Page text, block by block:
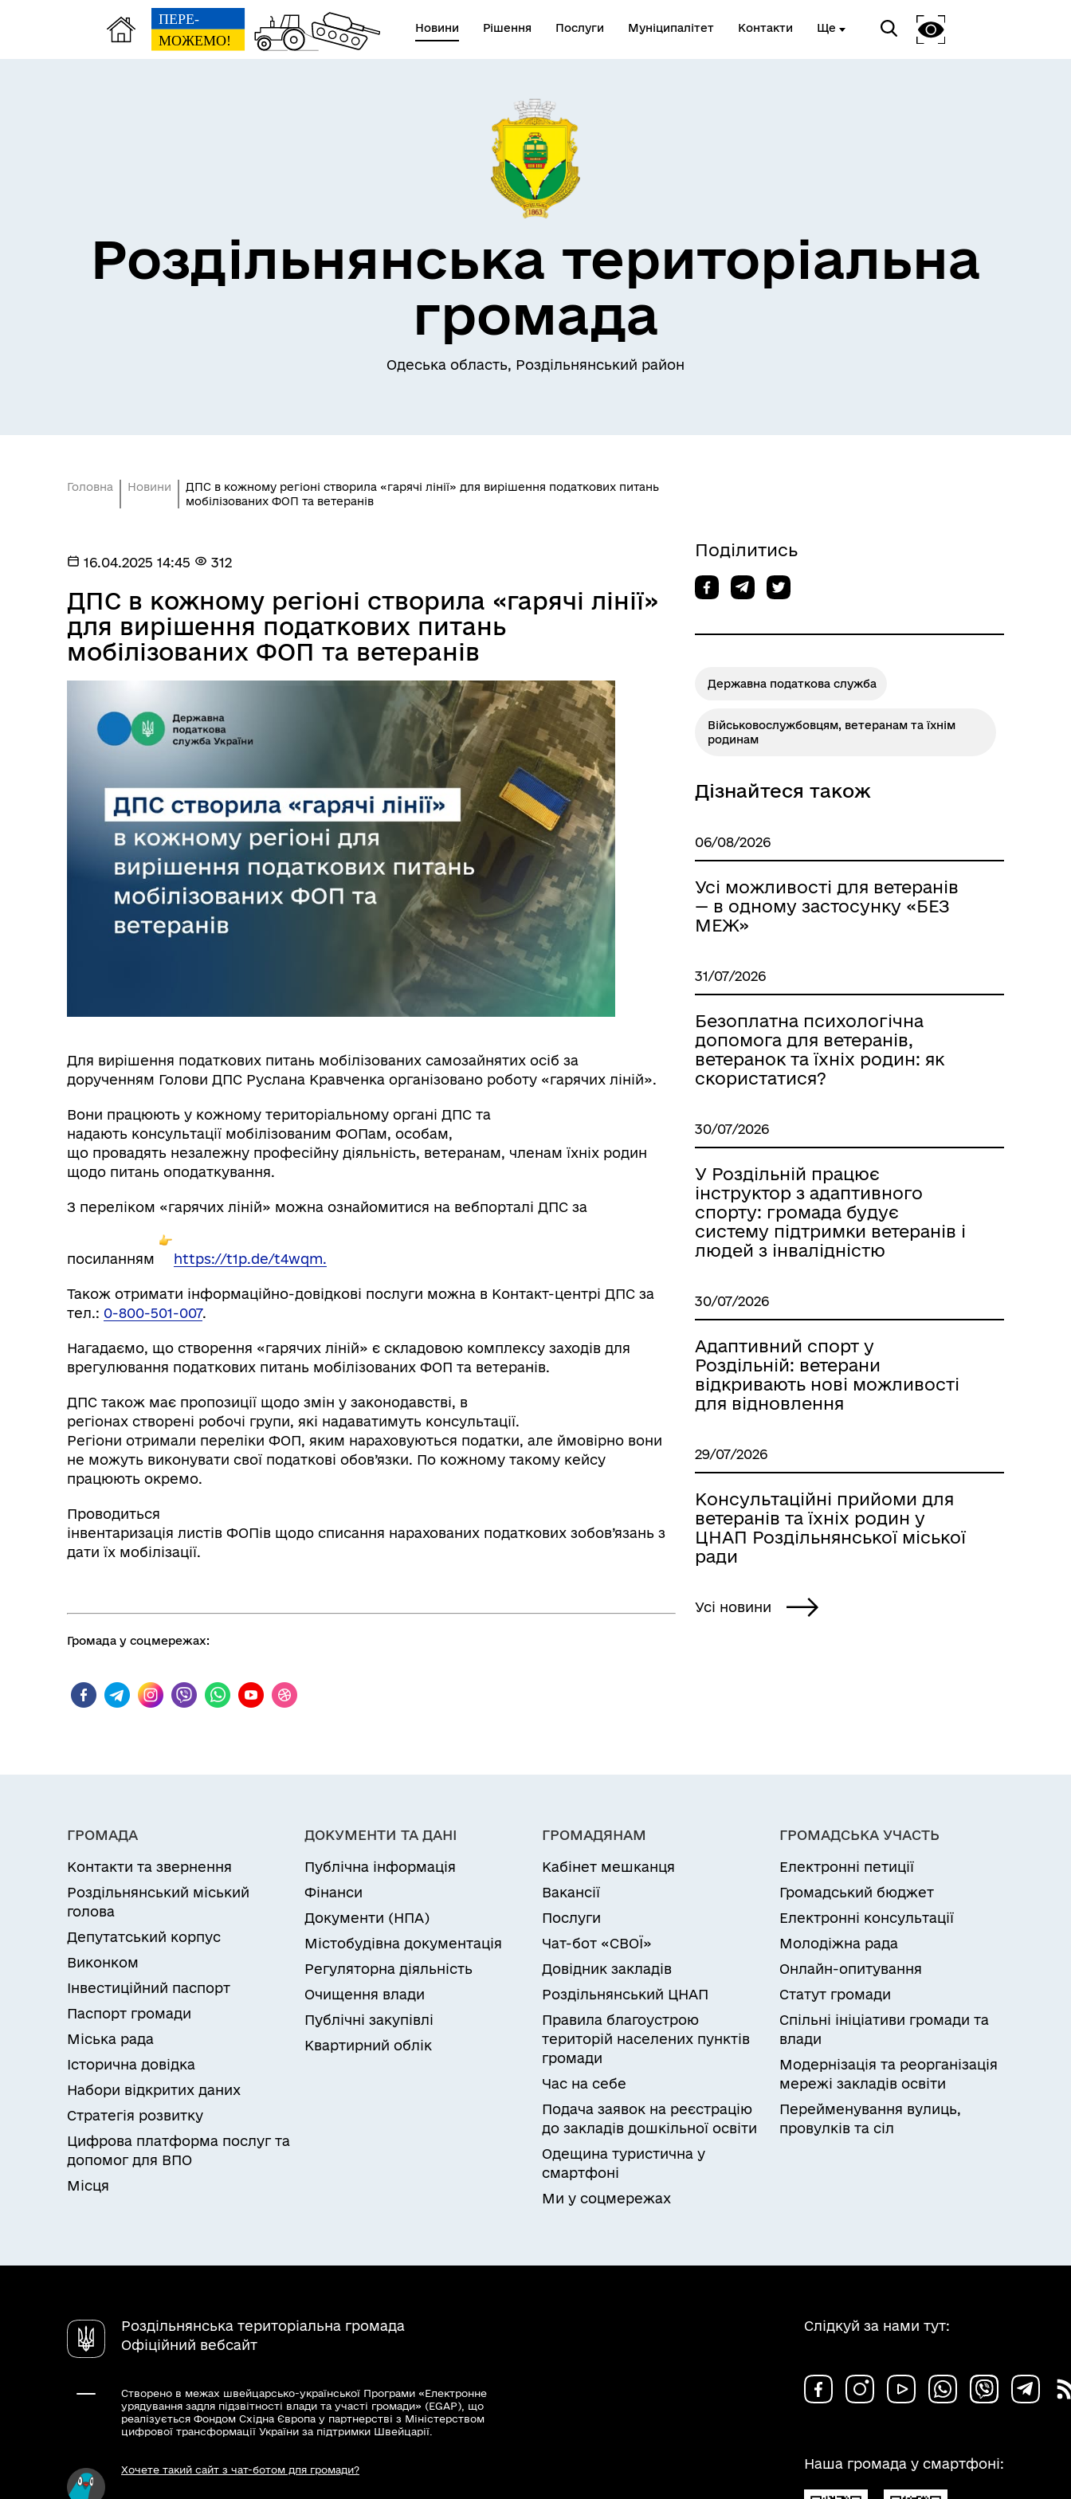
Новини Рішення Послуги Муніципалітет Контакти Ще
Засідання виконавчого
комітету
Трансляції
робочі групи, комісії)
Рада безбар’єрності
Гендерна рівність
Інформаційна безпека та
Пам’яті військових громади
Учасникам бойових дій
Книга пам'яті полеглих за
Україну
Військовослужбовцям,
ветеранам та їхнім родинам
Розклад автобусів Одеса-
Роздільнянська територіальна
громада
Одеська область, Роздільнянський район
Головна Новини
ДПС в кожному регіоні створила «гарячі лінії» для вирішення податкових питань
мобілізованих ФОП та ветеранів
16.04.2025 14:45 312
ДПС в кожному регіоні створила «гарячі лінії»
для вирішення податкових питань
мобілізованих ФОП та ветеранів
Для вирішення податкових питань мобілізованих самозайнятих осіб за
дорученням Голови ДПС Руслана Кравченка організовано роботу «гарячих ліній».
Вони працюють у кожному територіальному органі ДПС та
надають консультації мобілізованим ФОПам, особам,
що провадять незалежну професійну діяльність, ветеранам, членам їхніх родин
щодо питань оподаткування.
З переліком «гарячих ліній» можна ознайомитися на вебпорталі ДПС за
посиланням https://t1p.de/t4wqm.
Також отримати інформаційно-довідкові послуги можна в Контакт-центрі ДПС за
тел.: 0-800-501-007.
Нагадаємо, що створення «гарячих ліній» є складовою комплексу заходів для
врегулювання податкових питань мобілізованих ФОП та ветеранів.
ДПС також має пропозиції щодо змін у законодавстві, в
регіонах створені робочі групи, які надаватимуть консультації.
Регіони отримали переліки ФОП, яким нараховуються податки, але ймовірно вони
не можуть виконувати свої податкові обов’язки. По кожному такому кейсу
працюють окремо.
Проводиться
інвентаризація листів ФОПів щодо списання нарахованих податкових зобов’язань з
дати їх мобілізації.
Громада у соцмережах:
Поділитись
Державна податкова служба
Військовослужбовцям, ветеранам та їхнім
родинам
Дізнайтеся також
06/08/2026
Усі можливості для ветеранів
— в одному застосунку «БЕЗ
МЕЖ»
31/07/2026
Безоплатна психологічна
допомога для ветеранів,
ветеранок та їхніх родин: як
скористатися?
30/07/2026
У Роздільній працює
інструктор з адаптивного
спорту: громада будує
систему підтримки ветеранів і
людей з інвалідністю
30/07/2026
Адаптивний спорт у
Роздільній: ветерани
відкривають нові можливості
для відновлення
29/07/2026
Консультаційні прийоми для
ветеранів та їхніх родин у
ЦНАП Роздільнянської міської
ради
Усі новини
ГРОМАДА
Контакти та звернення
Роздільнянський міський
голова
Депутатський корпус
Виконком
Інвестиційний паспорт
Паспорт громади
Міська рада
Історична довідка
Набори відкритих даних
Стратегія розвитку
Цифрова платформа послуг та
допомог для ВПО
Місця
ДОКУМЕНТИ ТА ДАНІ
Публічна інформація
Фінанси
Документи (НПА)
Містобудівна документація
Регуляторна діяльність
Очищення влади
Публічні закупівлі
Квартирний облік
ГРОМАДЯНАМ
Кабінет мешканця
Вакансії
Послуги
Чат-бот «СВОЇ»
Довідник закладів
Роздільнянський ЦНАП
Правила благоустрою
територій населених пунктів
громади
Час на себе
Подача заявок на реєстрацію
до закладів дошкільної освіти
Одещина туристична у
смартфоні
Ми у соцмережах
ГРОМАДСЬКА УЧАСТЬ
Електронні петиції
Громадський бюджет
Електронні консультації
Молодіжна рада
Онлайн-опитування
Статут громади
Спільні ініціативи громади та
влади
Модернізація та реорганізація
мережі закладів освіти
Перейменування вулиць,
провулків та сіл
Роздільнянська територіальна громада
Офіційний вебсайт
Створено в межах швейцарсько-української Програми «Електронне
урядування задля підзвітності влади та участі громади» (EGAP), що
реалізується Фондом Східна Європа у партнерстві з Міністерством
цифрової трансформації України за підтримки Швейцарії.
Хочете такий сайт з чат-ботом для громади?
Слідкуй за нами тут:
Наша громада у смартфоні: